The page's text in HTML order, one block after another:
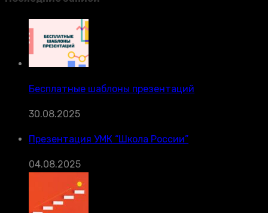
Бесплатные шаблоны презентаций
30.08.2025
Презентация УМК “Школа России”
04.08.2025